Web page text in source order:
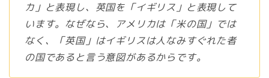
カ」と表現し、英国を「イギリス」と表現して
います。なぜなら、アメリカは「米の国」では
なく、「英国」はイギリスは人なみすぐれた者
の国であると言う意図があるからです。